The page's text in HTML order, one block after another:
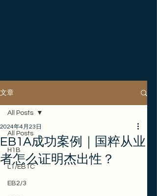
文章
All Posts
H1B
L1/EB1C
EB2/3
All Posts
EB1A成功案例｜国粹从业
者怎么证明杰出性？
2024年4月23日